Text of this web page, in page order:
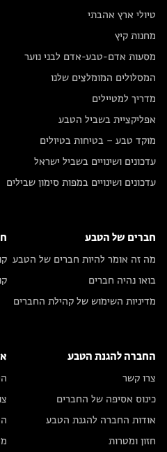
טיולי ארץ אהבתי
מחנות קיץ
מסעות אדם-טבע-אדם לבני נוער
המסלולים המומלצים שלנו
מדריך למטיילים
אפליקציית בשביל הטבע
מוקד טבע – בטיחות בטיולים
עדכונים ושינויים בשביל ישראל
עדכונים ושינויים במפות סימון שבילים
חברים של הטבע
מה זה אומר להיות חברים של הטבע
בואו נהיה חברים
מדיניות השימוש של קהילת החברים
החברה להגנת הטבע
צרו קשר
כינוס אסיפה של החברים
אודות החברה להגנת הטבע
חזון ומטרות